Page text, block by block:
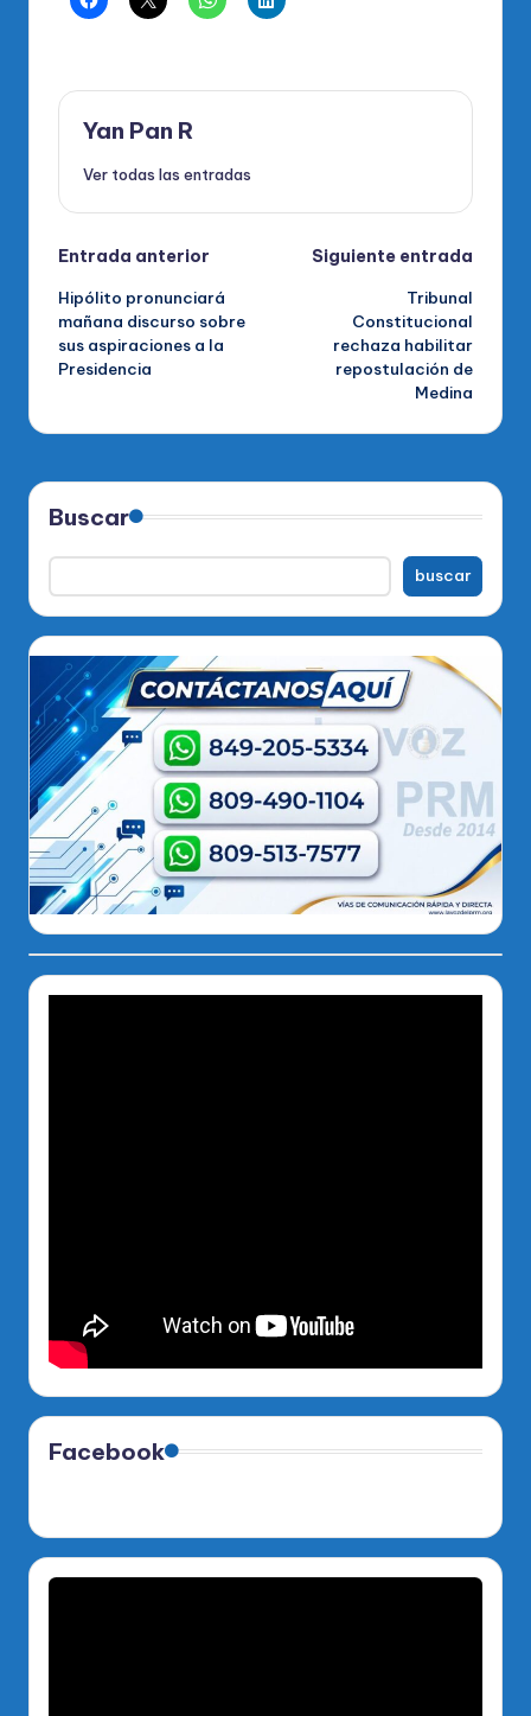
Yan Pan R
Ver todas las entradas
Navegación
de
entradas
Entrada anterior
Hipólito pronunciará
mañana discurso sobre
sus aspiraciones a la
Presidencia
Siguiente entrada
Tribunal
Constitucional
rechaza habilitar
repostulación de
Medina
Buscar
buscar
Facebook